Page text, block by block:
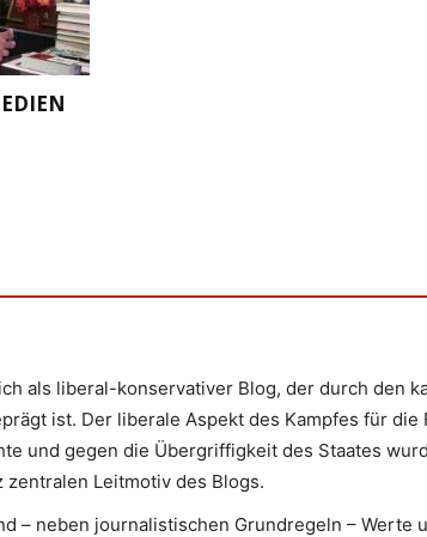
als liberal-konservativer Blog, der durch den
ist. Der liberale Aspekt des Kampfes für die
und gegen die Übergriffigkeit des Staates
Leitmotiv des Blogs.
– neben journalistischen Grundregeln – Werte